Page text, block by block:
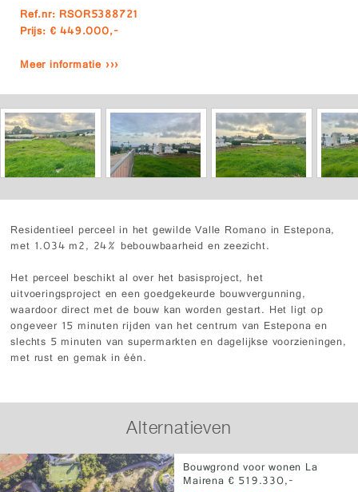
Ref.nr: RSOR5388721
Prijs: € 449.000,-
Meer informatie ›››
Residentieel perceel in het gewilde Valle Romano in Estepona,
met 1.034 m2, 24% bebouwbaarheid en zeezicht.
Het perceel beschikt al over het basisproject, het
uitvoeringsproject en een goedgekeurde bouwvergunning,
waardoor direct met de bouw kan worden gestart. Het ligt op
ongeveer 15 minuten rijden van het centrum van Estepona en
slechts 5 minuten van supermarkten en dagelijkse voorzieningen,
met rust en gemak in één.
Alternatieven
Bouwgrond voor wonen La
Mairena € 519.330,-